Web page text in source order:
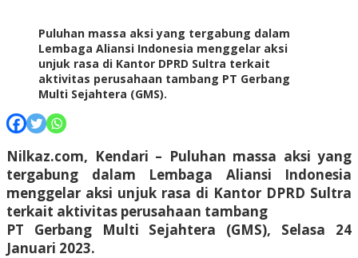
Puluhan massa aksi yang tergabung dalam
Lembaga Aliansi Indonesia menggelar aksi
unjuk rasa di Kantor DPRD Sultra terkait
aktivitas perusahaan tambang PT Gerbang
Multi Sejahtera (GMS).
Nilkaz.com, Kendari – Puluhan massa aksi yang
tergabung dalam Lembaga Aliansi Indonesia
menggelar aksi unjuk rasa di Kantor DPRD Sultra
terkait aktivitas perusahaan tambang
PT Gerbang Multi Sejahtera (GMS), Selasa 24
Januari 2023.